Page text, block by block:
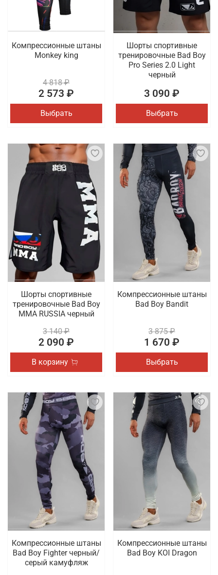
Компрессионные штаны
Monkey king
4 818 ₽
2 573 ₽
Выбрать
Шорты спортивные
тренировочные Bad Boy
Pro Series 2.0 Light
черный
3 090 ₽
Выбрать
Шорты спортивные
тренировочные Bad Boy
MMA RUSSIA черный
3 140 ₽
2 090 ₽
В корзину
Компрессионные штаны
Bad Boy Bandit
3 875 ₽
1 670 ₽
Выбрать
Компрессионные штаны
Bad Boy Fighter черный/
серый камуфляж
Компрессионные штаны
Bad Boy KOI Dragon